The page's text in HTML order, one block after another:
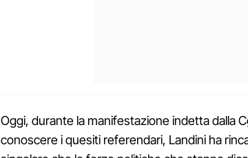
Oggi, durante la manifestazione indetta dalla
conoscere i quesiti referendari, Landini ha